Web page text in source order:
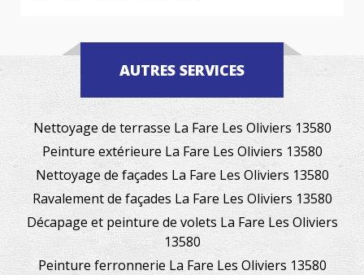
AUTRES SERVICES
Nettoyage de terrasse La Fare Les Oliviers 13580
Peinture extérieure La Fare Les Oliviers 13580
Nettoyage de façades La Fare Les Oliviers 13580
Ravalement de façades La Fare Les Oliviers 13580
Décapage et peinture de volets La Fare Les Oliviers
13580
Peinture ferronnerie La Fare Les Oliviers 13580